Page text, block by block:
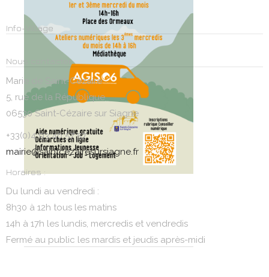
Info-Village
Nous contacter
Marie de Saint-Cézaire
5, rue de la République
06530 Saint-Cézaire sur Siagne
+33(0)4 93 40 57 57
mairie@saintcezairesursiagne.fr
Horaires :
Du lundi au vendredi :
8h30 à 12h tous les matins
14h à 17h les lundis, mercredis et vendredis
Fermé au public les mardis et jeudis après-midi